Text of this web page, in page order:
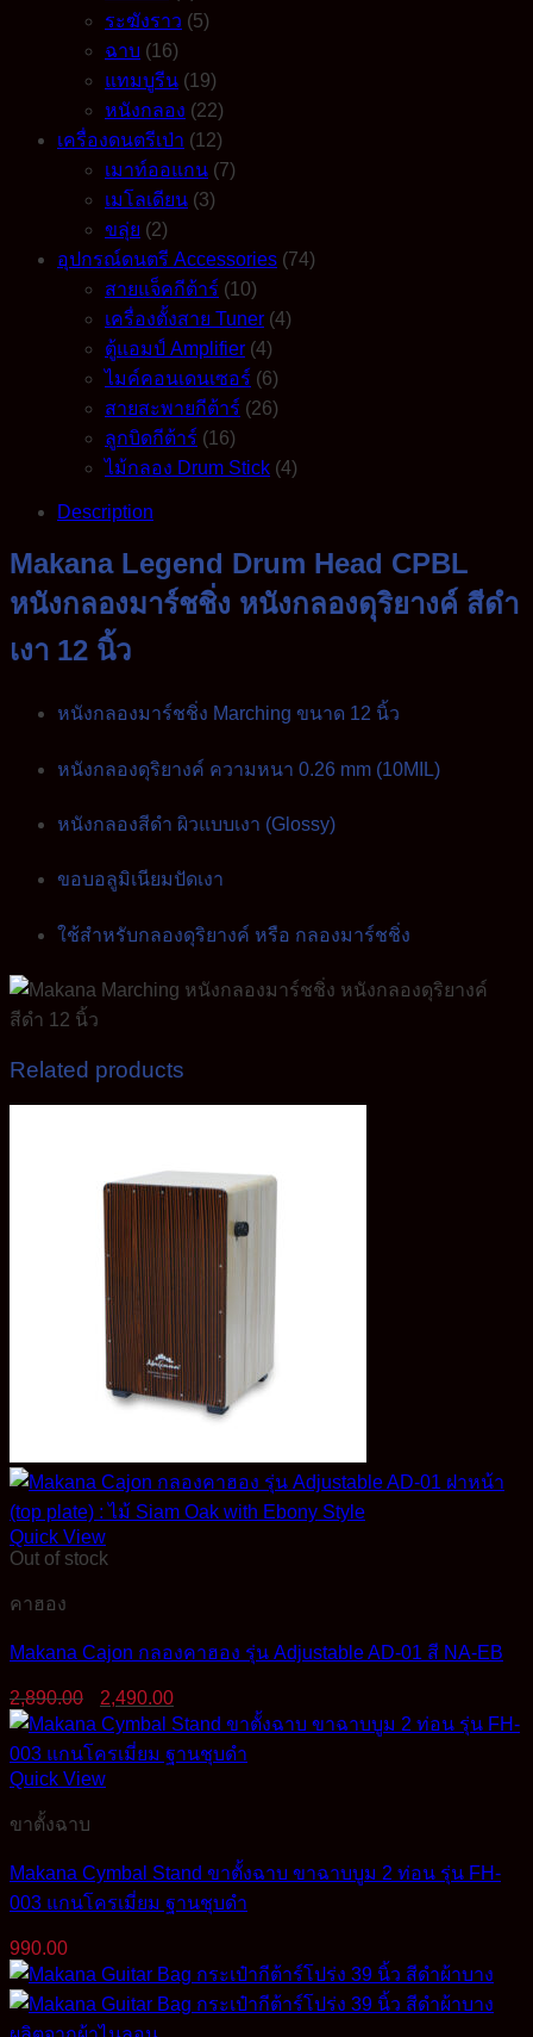
ระฆังราว (5)
ฉาบ (16)
แทมบูรีน (19)
หนังกลอง (22)
เครื่องดนตรีเป่า (12)
เมาท์ออแกน (7)
เมโลเดียน (3)
ขลุ่ย (2)
อุปกรณ์ดนตรี Accessories (74)
สายแจ็คกีต้าร์ (10)
เครื่องตั้งสาย Tuner (4)
ตู้แอมป์ Amplifier (4)
ไมค์คอนเดนเซอร์ (6)
สายสะพายกีต้าร์ (26)
ลูกบิดกีต้าร์ (16)
ไม้กลอง Drum Stick (4)
Description
Makana Legend Drum Head CPBL
หนังกลองมาร์ชชิ่ง หนังกลองดุริยางค์ สีดำ
เงา 12 นิ้ว
หนังกลองมาร์ชชิ่ง Marching ขนาด 12 นิ้ว
หนังกลองดุริยางค์ ความหนา 0.26 mm (10MIL)
หนังกลองสีดำ ผิวแบบเงา (Glossy)
ขอบอลูมิเนียมปัดเงา
ใช้สำหรับกลองดุริยางค์ หรือ กลองมาร์ชชิ่ง
Related products
Quick View
Out of stock
คาฮอง
Makana Cajon กลองคาฮอง รุ่น Adjustable AD-01 สี NA-EB
2,890.00
Original
price
was:
2,890.00฿.
2,490.00
price
is:
2,490.00฿.
Quick View
ขาตั้งฉาบ
Makana Cymbal Stand ขาตั้งฉาบ ขาฉาบบูม 2 ท่อน รุ่น FH-
003 แกนโครเมี่ยม ฐานชุบดำ
990.00